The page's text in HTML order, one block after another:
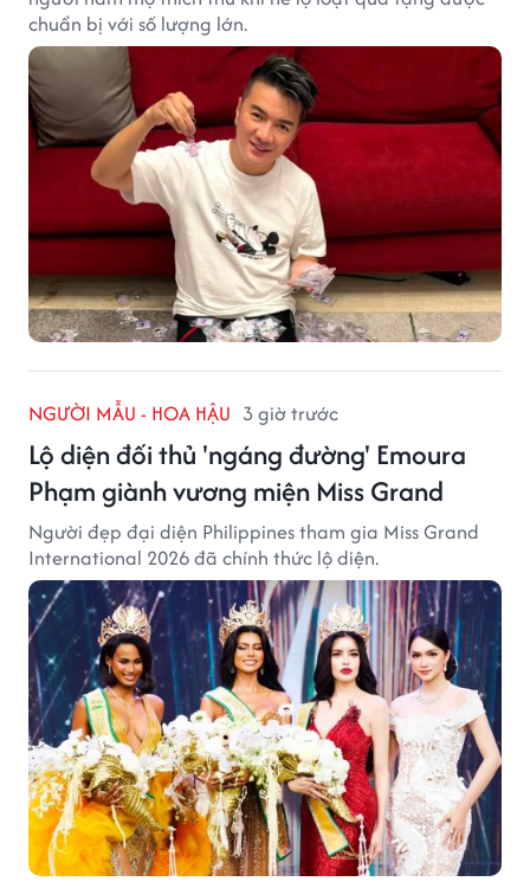
chuẩn bị với số lượng lớn.
NGƯỜI MẪU - HOA HẬU 3 giờ trước
Lộ diện đối thủ 'ngáng đường' Emoura
Phạm giành vương miện Miss Grand
Người đẹp đại diện Philippines tham gia Miss Grand
International 2026 đã chính thức lộ diện.